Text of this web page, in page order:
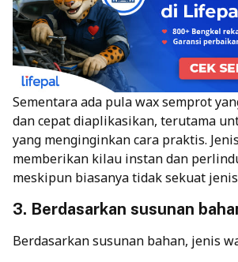
Sementara ada pula wax semprot
dan cepat diaplikasikan, terutama
yang menginginkan cara praktis.
memberikan kilau instan dan
meskipun biasanya tidak sekuat
3. Berdasarkan susunan
Berdasarkan susunan bahan, jenis